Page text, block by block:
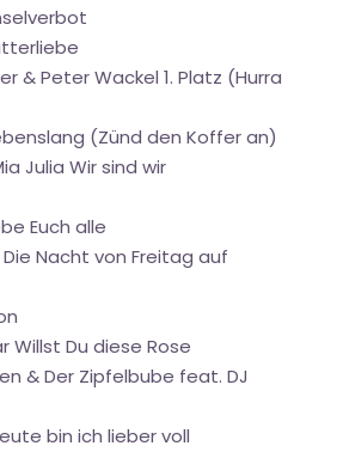
& Peter Wackel 1. Platz (Hurra
(Zünd den Koffer an)
Julia Wir sind wir
Euch alle
Nacht von Freitag auf
Willst Du diese Rose
& Der Zipfelbube feat. DJ
bin ich lieber voll